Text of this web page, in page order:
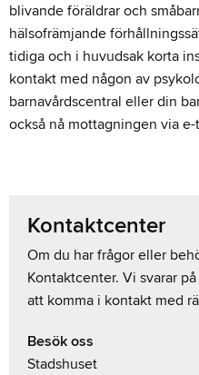
blivande föräldrar och
hälsofrämjande
tidiga och i huvudsak korta
kontakt med någon av
barnavårdscentral eller din
också nå mottagningen via e-
Kontaktcenter
Om du har frågor eller
Kontaktcenter. Vi svarar
att komma i kontakt med
Besök oss
Stadshuset